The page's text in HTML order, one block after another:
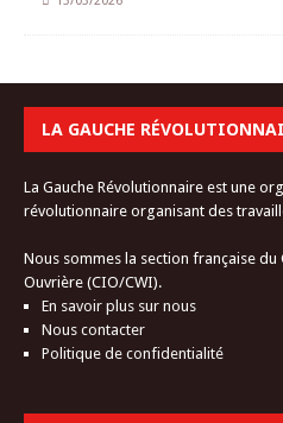
LA GAUCHE
La Gauche Révolutionnaire est une
révolutionnaire organisant des
Nous sommes la section française
Ouvrière (CIO/CWI).
En savoir plus sur nous
Nous contacter
Politique de confidentialité